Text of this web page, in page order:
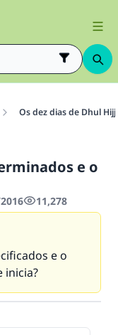
Os dez dias de Dhul
e o
11,278
e o
inicia?